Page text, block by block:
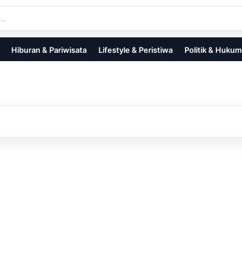
Hiburan & Pariwisata Lifestyle & Peristiwa Politik & Hukum